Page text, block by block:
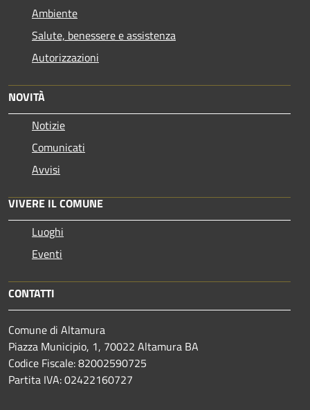
Ambiente
Salute, benessere e assistenza
Autorizzazioni
NOVITÀ
Notizie
Comunicati
Avvisi
VIVERE IL COMUNE
Luoghi
Eventi
CONTATTI
Comune di Altamura
Piazza Municipio, 1, 70022 Altamura BA
Codice Fiscale: 82002590725
Partita IVA: 02422160727